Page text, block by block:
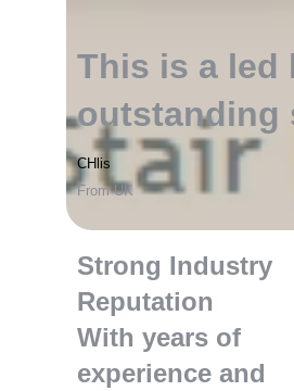
This is a
outstanding
CHlis
From UK
Strong Industry
Reputation
With years of
experience and